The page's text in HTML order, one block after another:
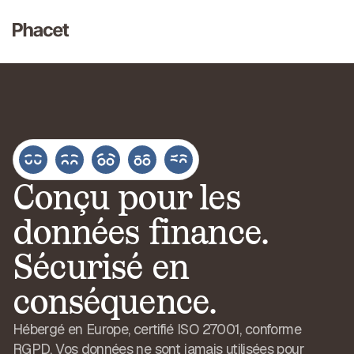
Conçu pour les
données finance.
Sécurisé en
conséquence.
Hébergé en Europe, certifié ISO 27001, conforme
RGPD. Vos données ne sont jamais utilisées pour